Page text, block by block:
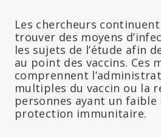
Les chercheurs continuent
trouver des moyens
les sujets de l’étude afin
au point des vaccins. Ces
comprennent
multiples du vaccin ou la
personnes ayant un faible
protection immunitaire.